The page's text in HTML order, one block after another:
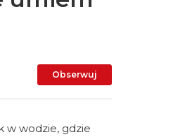
Obserwuj
w wodzie, gdzie